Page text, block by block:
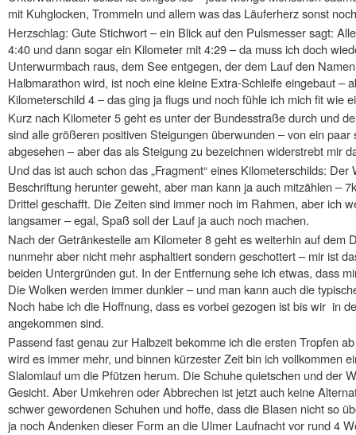
mit Kuhglocken, Trommeln und allem was das Läuferherz sonst
Herzschlag: Gute Stichwort – ein Blick auf den Pulsmesser sagt:
4:40 und dann sogar ein Kilometer mit 4:29 – da muss ich doch
Unterwurmbach raus, dem See entgegen, der dem Lauf den
Halbmarathon wird, ist noch eine kleine Extra-Schleife eingebaut –
Kilometerschild 4 – das ging ja flugs und noch fühle ich mich fit wie
Kurz nach Kilometer 5 geht es unter der Bundesstraße durch und
sind alle größeren positiven Steigungen überwunden – von ein
abgesehen – aber das als Steigung zu bezeichnen widerstrebt mir
Und das ist auch schon das „Fragment“ eines Kilometerschilds:
Beschriftung herunter geweht, aber man kann ja auch mitzählen –
Drittel geschafft. Die Zeiten sind immer noch im Rahmen, aber ich
langsamer – egal, Spaß soll der Lauf ja auch noch machen.
Nach der Getränkestelle am Kilometer 8 geht es weiterhin auf dem
nunmehr aber nicht mehr asphaltiert sondern geschottert – mir ist
beiden Untergründen gut. In der Entfernung sehe ich etwas, dass
Die Wolken werden immer dunkler – und man kann auch die
Noch habe ich die Hoffnung, dass es vorbei gezogen ist bis wir in
angekommen sind.
Passend fast genau zur Halbzeit bekomme ich die ersten Tropfen
wird es immer mehr, und binnen kürzester Zeit bin ich vollkommen
Slalomlauf um die Pfützen herum. Die Schuhe quietschen und der
Gesicht. Aber Umkehren oder Abbrechen ist jetzt auch keine
schwer gewordenen Schuhen und hoffe, dass die Blasen nicht so
ja noch Andenken dieser Form an die Ulmer Laufnacht vor rund 4